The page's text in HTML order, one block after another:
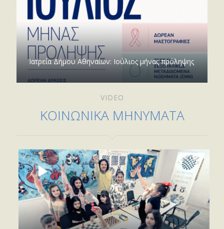
Ιατρεία Δήμου Αθηναίων: Ιούλιος μήνας πρόληψης
VIDEO
ΚΟΙΝΩΝΙΚΑ ΜΗΝΥΜΑΤΑ